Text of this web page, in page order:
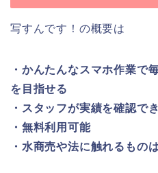
写すんです！の概要は
・かんたんなスマホ作業で
を目指せる
・スタッフが実績を確認で
・無料利用可能
・水商売や法に触れるもの